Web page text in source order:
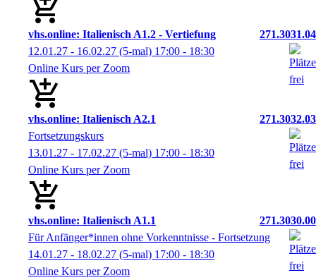
vhs.online: Italienisch A1.2 - Vertiefung
271.3031.04
12.01.27 - 16.02.27 (5-mal) 17:00 - 18:30
Online Kurs per Zoom
vhs.online: Italienisch A2.1
271.3032.03
Fortsetzungskurs
13.01.27 - 17.02.27 (5-mal) 17:00 - 18:30
Online Kurs per Zoom
vhs.online: Italienisch A1.1
271.3030.00
Für Anfänger*innen ohne Vorkenntnisse - Fortsetzung
14.01.27 - 18.02.27 (5-mal) 17:00 - 18:30
Online Kurs per Zoom